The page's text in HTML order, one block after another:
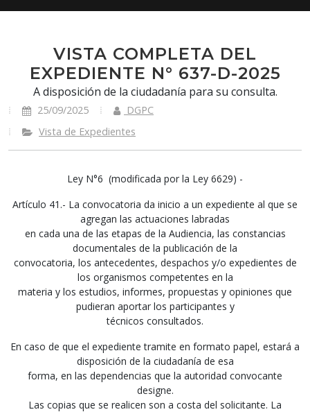
VISTA COMPLETA DEL
EXPEDIENTE N° 637-D-2025
A disposición de la ciudadanía para su consulta.
25/09/2025
DGPC
Vista de Expedientes
Ley N°6 (modificada por la Ley 6629) -
Artículo 41.- La convocatoria da inicio a un expediente al que se
agregan las actuaciones labradas
en cada una de las etapas de la Audiencia, las constancias
documentales de la publicación de la
convocatoria, los antecedentes, despachos y/o expedientes de
los organismos competentes en la
materia y los estudios, informes, propuestas y opiniones que
pudieran aportar los participantes y
técnicos consultados.
En caso de que el expediente tramite en formato papel, estará a
disposición de la ciudadanía de esa
forma, en las dependencias que la autoridad convocante
designe.
Las copias que se realicen son a costa del solicitante. La